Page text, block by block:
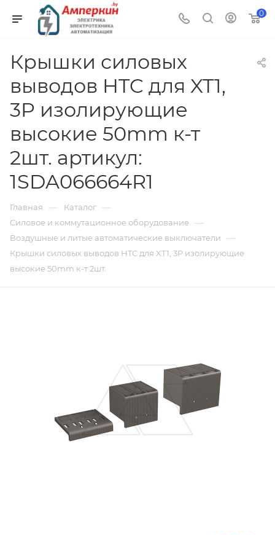
0
Крышки силовых
выводов HTC для XT1,
3P изолирующие
высокие 50mm к-т
2шт. артикул:
1SDA066664R1
Главная — Каталог —
Силовое и коммутационное оборудование —
Воздушные и литые автоматические выключатели —
Крышки силовых выводов HTC для XT1, 3P изолирующие
высокие 50mm к-т 2шт.